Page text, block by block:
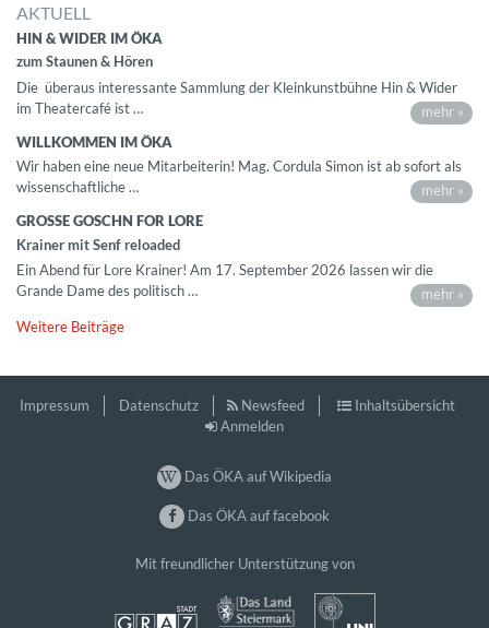
AKTUELL
HIN & WIDER IM ÖKA
zum Staunen & Hören
Die überaus interessante Sammlung der Kleinkunstbühne Hin & Wider
im Theatercafé ist …
mehr »
WILLKOMMEN IM ÖKA
Wir haben eine neue Mitarbeiterin! Mag. Cordula Simon ist ab sofort als
wissenschaftliche …
mehr »
GROSSE GOSCHN FOR LORE
Krainer mit Senf reloaded
Ein Abend für Lore Krainer! Am 17. September 2026 lassen wir die
Grande Dame des politisch …
mehr »
Weitere Beiträge
Impressum Datenschutz Newsfeed
Inhaltsübersicht
Anmelden
Das ÖKA auf Wikipedia
Das ÖKA auf facebook
Mit freundlicher Unterstützung von